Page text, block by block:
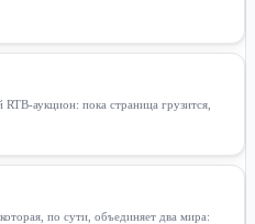
аукцион: пока страница грузится,
по сути, объединяет два мира: